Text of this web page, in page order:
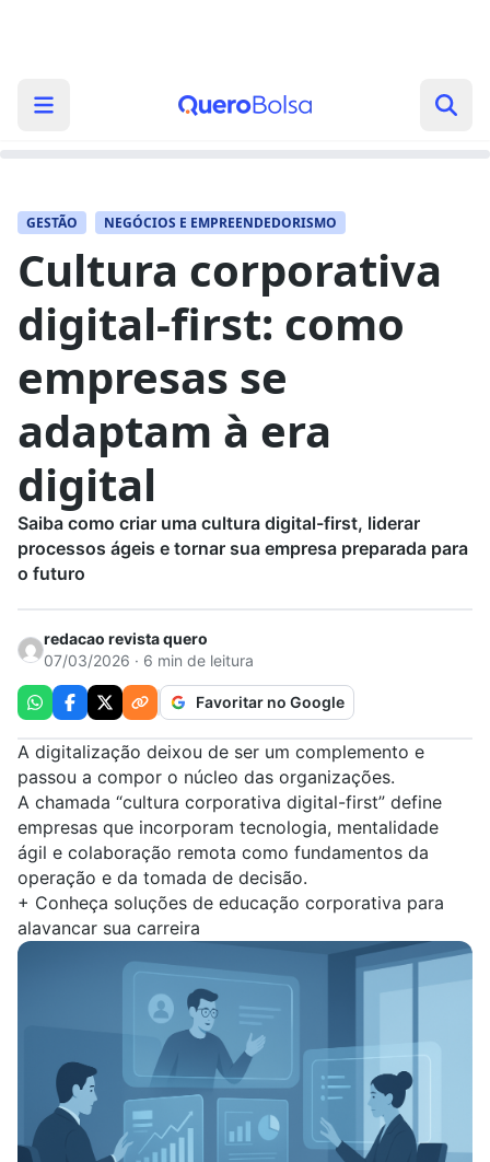
GESTÃO NEGÓCIOS E EMPREENDEDORISMO
Cultura corporativa
digital-first: como
empresas se
adaptam à era
digital
Saiba como criar uma cultura digital-first, liderar
processos ágeis e tornar sua empresa preparada para
o futuro
redacao revista quero
07/03/2026 · 6 min de leitura
Favoritar no Google
A digitalização deixou de ser um complemento e
passou a compor o núcleo das organizações.
A chamada “cultura corporativa digital-first” define
empresas que incorporam tecnologia, mentalidade
ágil e colaboração remota como fundamentos da
operação e da tomada de decisão.
+ Conheça soluções de educação corporativa para
alavancar sua carreira